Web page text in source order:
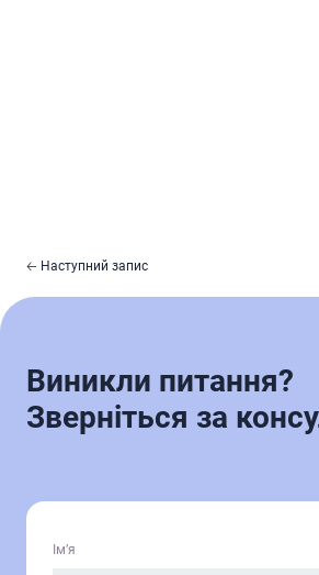
🡠 Наступний запис
Виникли питання?
Зверніться за
Ім’я